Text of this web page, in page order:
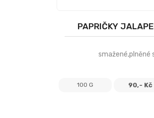
PAPRIČKY
smažené,plněné
100 G 90,- Kč